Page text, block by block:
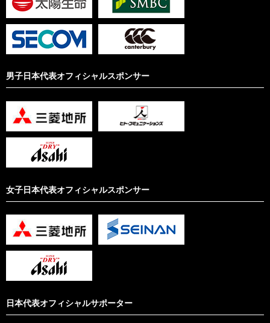
男子日本代表オフィシャルスポンサー
女子日本代表オフィシャルスポンサー
日本代表オフィシャルサポーター